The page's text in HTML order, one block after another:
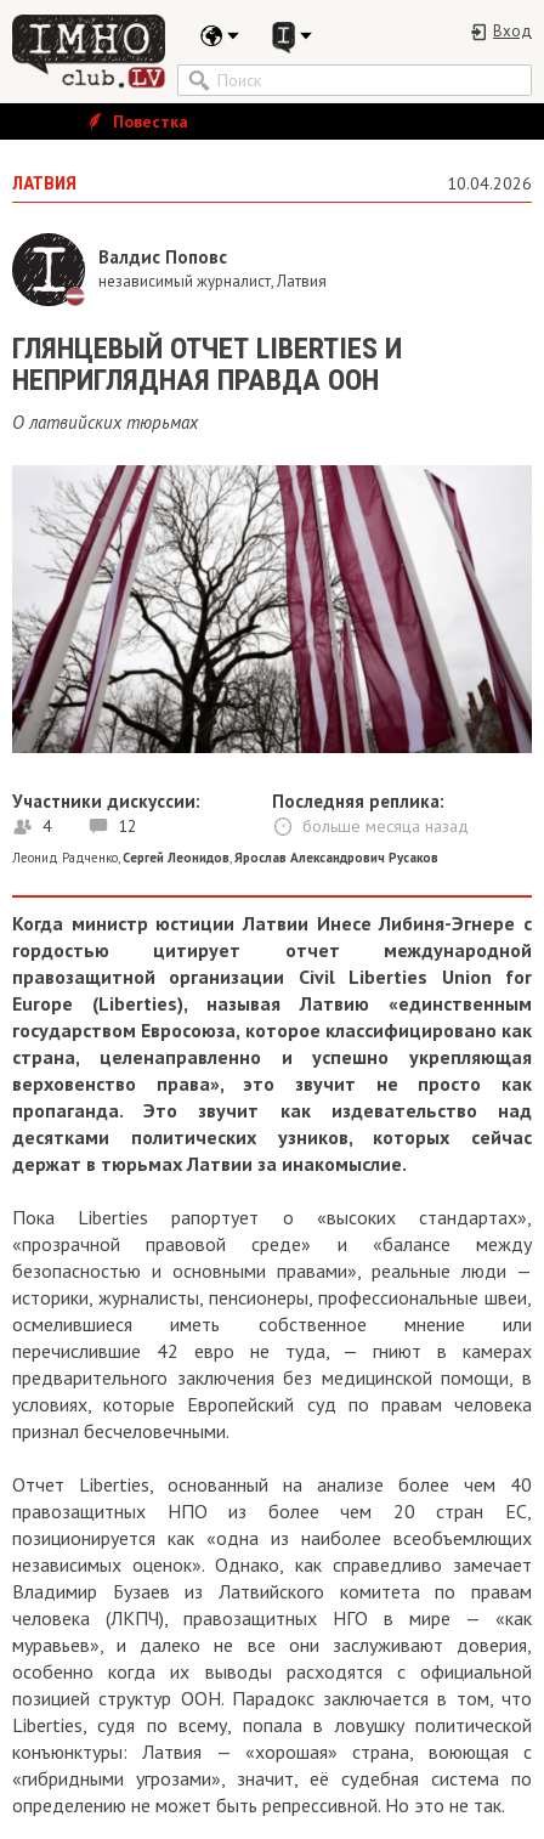
Вход
Повестка
ЛАТВИЯ 10.04.2026
Валдис Поповс
независимый журналист, Латвия
ГЛЯНЦЕВЫЙ ОТЧЕТ LIBERTIES И
НЕПРИГЛЯДНАЯ ПРАВДА ООН
О латвийских тюрьмах
Участники дискуссии:
4 12
Последняя реплика:
больше месяца назад
Леонид Радченко,Сергей Леонидов,Ярослав Александрович Русаков
Когда министр юстиции Латвии Инесе Либиня-Эгнере с
гордостью цитирует отчет международной
правозащитной организации Civil Liberties Union for
Europe (Liberties), называя Латвию «единственным
государством Евросоюза, которое классифицировано как
страна, целенаправленно и успешно укрепляющая
верховенство права», это звучит не просто как
пропаганда. Это звучит как издевательство над
десятками политических узников, которых сейчас
держат в тюрьмах Латвии за инакомыслие.
Пока Liberties рапортует о «высоких стандартах»,
«прозрачной правовой среде» и «балансе между
безопасностью и основными правами», реальные люди —
историки, журналисты, пенсионеры, профессиональные швеи,
осмелившиеся иметь собственное мнение или
перечислившие 42 евро не туда, — гниют в камерах
предварительного заключения без медицинской помощи, в
условиях, которые Европейский суд по правам человека
признал бесчеловечными.
Отчет Liberties, основанный на анализе более чем 40
правозащитных НПО из более чем 20 стран ЕС,
позиционируется как «одна из наиболее всеобъемлющих
независимых оценок». Однако, как справедливо замечает
Владимир Бузаев из Латвийского комитета по правам
человека (ЛКПЧ), правозащитных НГО в мире — «как
муравьев», и далеко не все они заслуживают доверия,
особенно когда их выводы расходятся с официальной
позицией структур ООН. Парадокс заключается в том, что
Liberties, судя по всему, попала в ловушку политической
конъюнктуры: Латвия — «хорошая» страна, воюющая с
«гибридными угрозами», значит, её судебная система по
определению не может быть репрессивной. Но это не так.